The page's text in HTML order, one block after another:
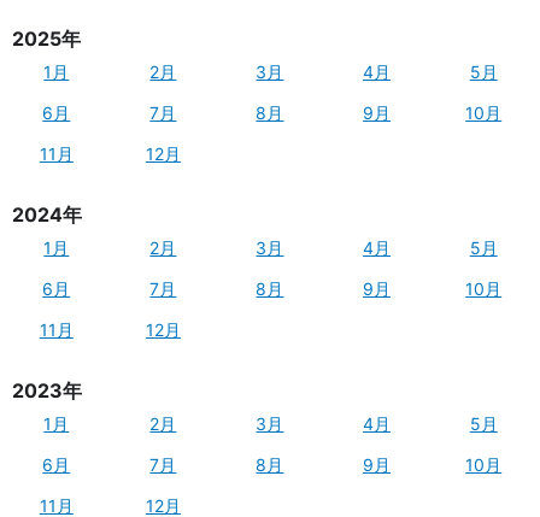
2025年
1月 2月 3月 4月
5月
6月
7月 8月 9月
10月
11月
12月
2024年
1月 2月 3月 4月
5月
6月
7月 8月 9月
10月
11月
12月
2023年
1月 2月 3月 4月
5月
6月
7月 8月 9月
10月
11月
12月